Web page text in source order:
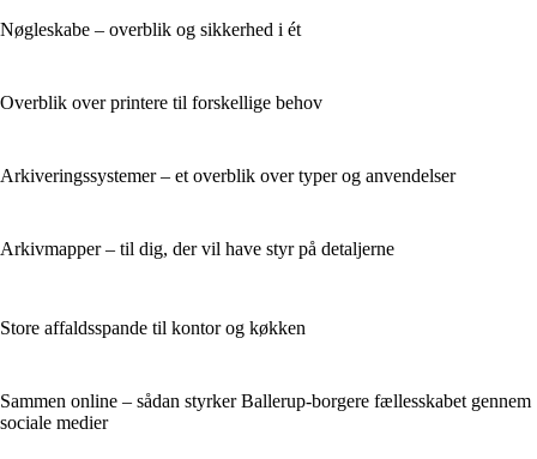
Nøgleskabe – overblik og sikkerhed i ét
Overblik over printere til forskellige behov
Arkiveringssystemer – et overblik over typer og anvendelser
Arkivmapper – til dig, der vil have styr på detaljerne
Store affaldsspande til kontor og køkken
Sammen online – sådan styrker Ballerup-borgere fællesskabet gennem
sociale medier